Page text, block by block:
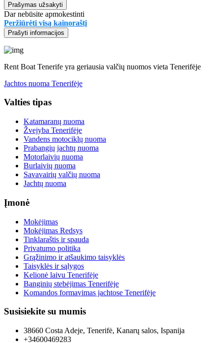
Prašymas užsakyti
Dar nebūsite apmokestinti
Peržiūrėti visą kainoraštį
Prašyti informacijos
Rent Boat Tenerife yra geriausia valčių nuomos vieta Tenerifėje
Jachtos nuoma Tenerifėje
Valties tipas
Katamaranų nuoma
Žvejyba Tenerifėje
Vandens motociklų nuoma
Prabangių jachtų nuoma
Motorlaivių nuoma
Burlaivių nuoma
Savavairių valčių nuoma
Jachtų nuoma
Įmonė
Mokėjimas
Mokėjimas Redsys
Tinklaraštis ir spauda
Privatumo politika
Grąžinimo ir atšaukimo taisyklės
Taisyklės ir sąlygos
Kelionė laivu Tenerifėje
Banginių stebėjimas Tenerifėje
Komandos formavimas jachtose Tenerifėje
Susisiekite su mumis
38660 Costa Adeje, Tenerifė, Kanarų salos, Ispanija
+34600469283